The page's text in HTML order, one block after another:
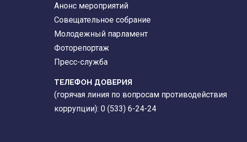
Анонс мероприятий
Совещательное собрание
Молодежный парламент
Фоторепортаж
Пресс-служба
ТЕЛЕФОН ДОВЕРИЯ
(горячая линия по вопросам противодействия
коррупции): 0 (533) 6-24-24